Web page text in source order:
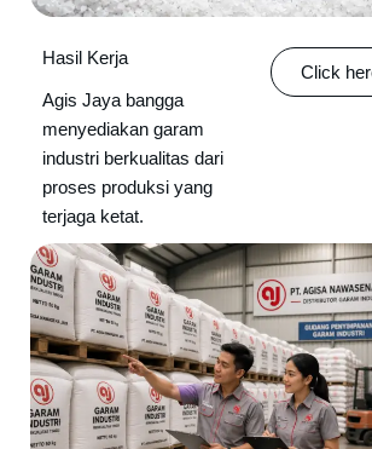
Hasil Kerja
Agis Jaya bangga
menyediakan garam
industri berkualitas dari
proses produksi yang
terjaga ketat.
Click